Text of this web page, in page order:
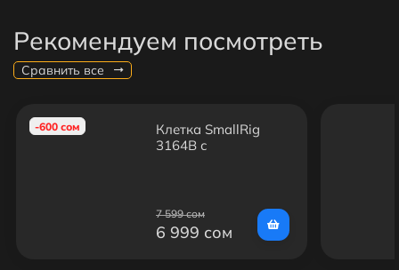
Рекомендуем посмотреть
Сравнить все
-600 сом
Клетка SmallRig
3164B с
7 599 сом
6 999 сом